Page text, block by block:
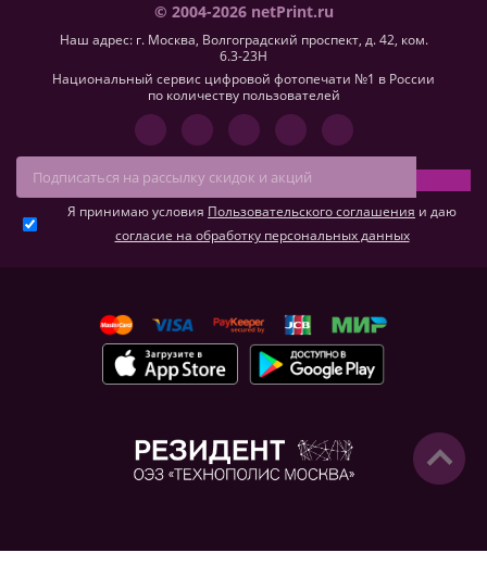
© 2004-2026 netPrint.ru
Наш адрес: г. Москва, Волгоградский проспект, д. 42, ком.
6.3-23H
Национальный сервис цифровой фотопечати №1 в России
по количеству пользователей
Я принимаю условия Пользовательского соглашения и даю
согласие на обработку персональных данных